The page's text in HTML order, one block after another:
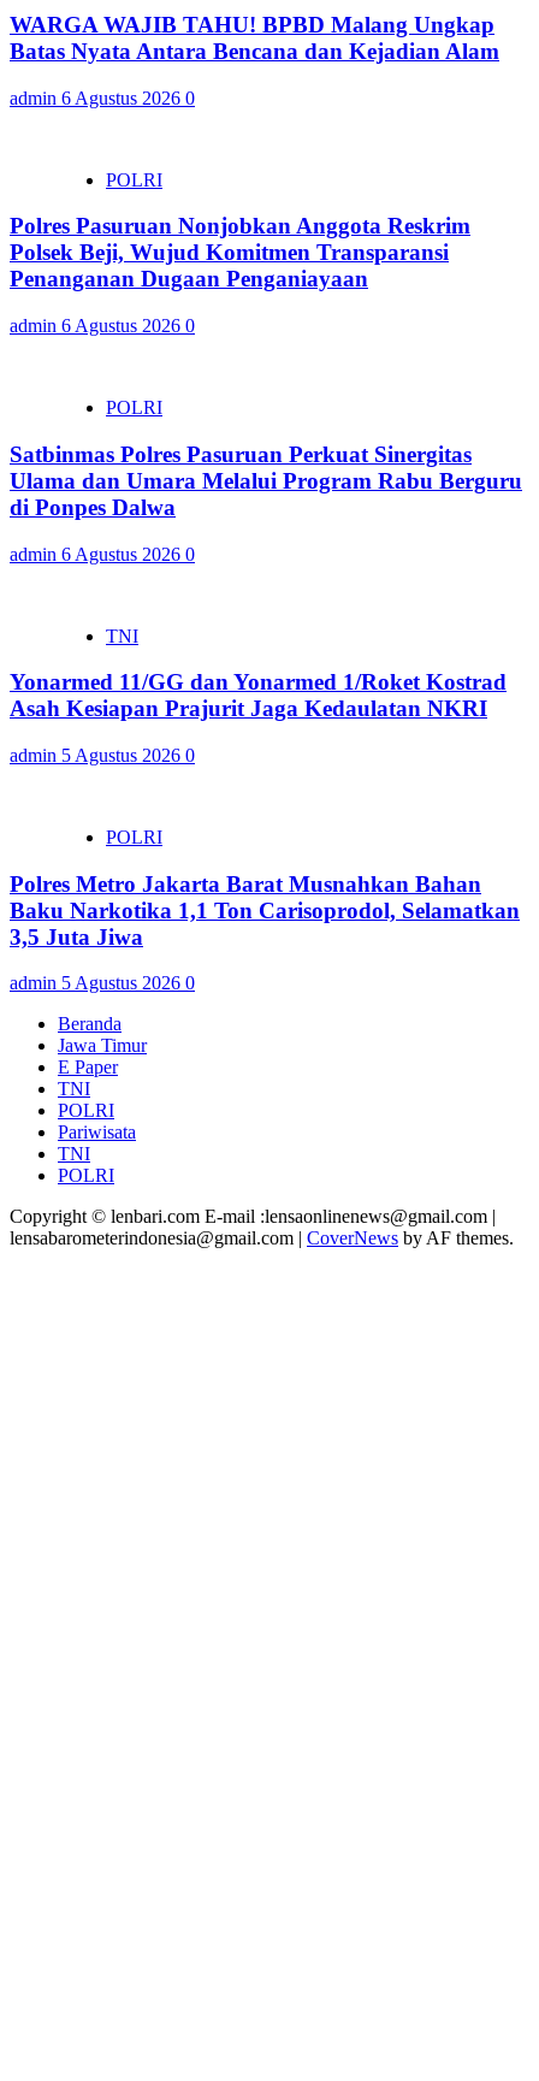
WARGA WAJIB TAHU! BPBD Malang Ungkap
Batas Nyata Antara Bencana dan Kejadian Alam
admin 6 Agustus 2026 0
POLRI
Polres Pasuruan Nonjobkan Anggota Reskrim
Polsek Beji, Wujud Komitmen Transparansi
Penanganan Dugaan Penganiayaan
admin 6 Agustus 2026 0
POLRI
Satbinmas Polres Pasuruan Perkuat Sinergitas
Ulama dan Umara Melalui Program Rabu Berguru
di Ponpes Dalwa
admin 6 Agustus 2026 0
TNI
Yonarmed 11/GG dan Yonarmed 1/Roket Kostrad
Asah Kesiapan Prajurit Jaga Kedaulatan NKRI
admin 5 Agustus 2026 0
POLRI
Polres Metro Jakarta Barat Musnahkan Bahan
Baku Narkotika 1,1 Ton Carisoprodol, Selamatkan
3,5 Juta Jiwa
admin 5 Agustus 2026 0
Beranda
Jawa Timur
E Paper
TNI
POLRI
Pariwisata
TNI
POLRI
Copyright © lenbari.com E-mail :lensaonlinenews@gmail.com |
lensabarometerindonesia@gmail.com | CoverNews by AF themes.